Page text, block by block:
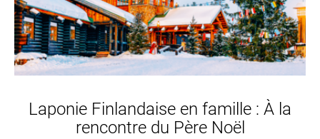
Laponie Finlandaise en famille : À la
rencontre du Père Noël